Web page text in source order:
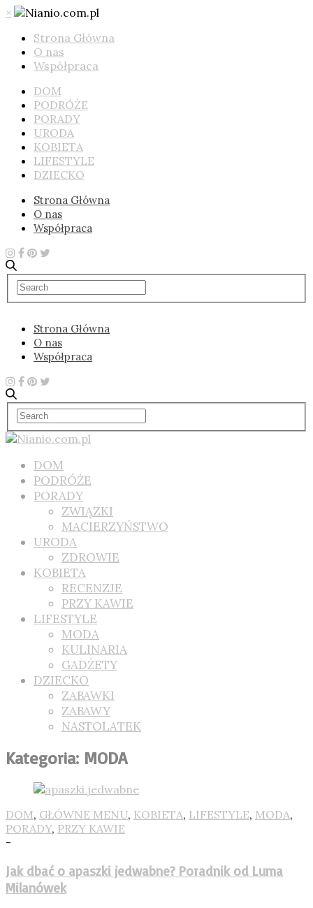
×
Strona Główna
O nas
Współpraca
DOM
PODRÓŻE
PORADY
URODA
KOBIETA
LIFESTYLE
DZIECKO
Strona Główna
O nas
Współpraca
Strona Główna
O nas
Współpraca
DOM
PODRÓŻE
PORADY
ZWIĄZKI
MACIERZYŃSTWO
URODA
ZDROWIE
KOBIETA
RECENZJE
PRZY KAWIE
LIFESTYLE
MODA
KULINARIA
GADŻETY
DZIECKO
ZABAWKI
ZABAWY
NASTOLATEK
Kategoria: MODA
DOM, GŁÓWNE MENU, KOBIETA, LIFESTYLE, MODA,
PORADY, PRZY KAWIE
-
Jak dbać o apaszki jedwabne? Poradnik od Luma
Milanówek